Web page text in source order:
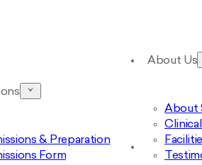
& Preparation
Form
About Us
About